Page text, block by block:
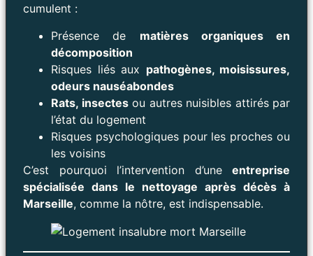
cumulent :
Présence de matières organiques en
décomposition
Risques liés aux pathogènes, moisissures,
odeurs nauséabondes
Rats, insectesou autres nuisibles attirés par
l’état du logement
Risques psychologiques pour les proches ou
les voisins
C’est pourquoi l’intervention d’une entreprise
spécialisée dans le nettoyage après décès à
Marseille, comme la nôtre, est indispensable.